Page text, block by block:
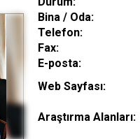
Bina / Oda:
Telefon:
Fax:
E-posta:
Web Sayfası:
Araştırma Alanları: